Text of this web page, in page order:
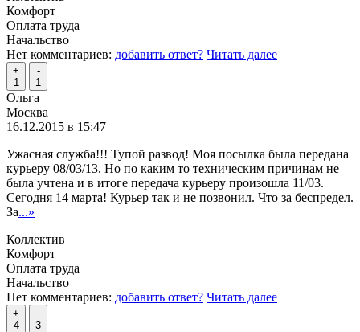
Комфорт
Оплата труда
Начальство
Нет комментариев: добавить ответ? Читать далее
+
1
-
1
Ольга
Москва
16.12.2015 в 15:47
Ужасная служба!!! Тупой развод! Моя посылка была передана
курьеру 08/03/13. Но по каким то техническим причинам не
была учтена и в итоге передача курьеру произошла 11/03.
Сегодня 14 марта! Курьер так и не позвонил. Что за беспредел.
За...»
Коллектив
Комфорт
Оплата труда
Начальство
Нет комментариев: добавить ответ? Читать далее
+
4
-
3